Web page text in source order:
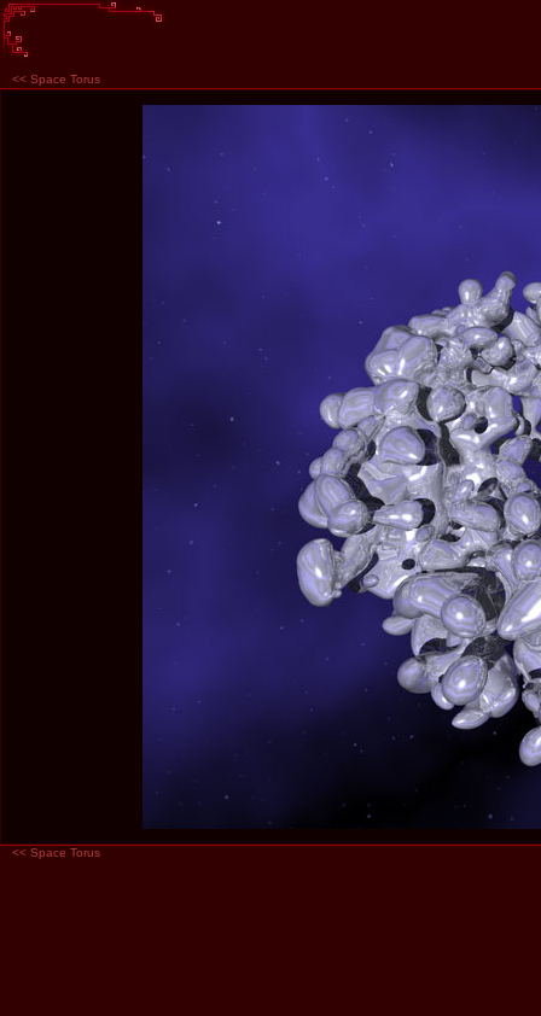
<< Space Torus
<< Space Torus